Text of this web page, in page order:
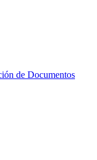
de Documentos